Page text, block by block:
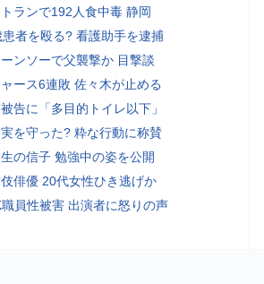
ランで192人食中毒 静岡
者を殴る? 看護助手を逮捕
ンソーで父襲撃か 目撃談
ャース6連敗 佐々木が止める
告に「多目的トイレ以下」
を守った? 粋な行動に称賛
の信子 勉強中の姿を公開
俳優 20代女性ひき逃げか
職員性被害 出演者に怒りの声